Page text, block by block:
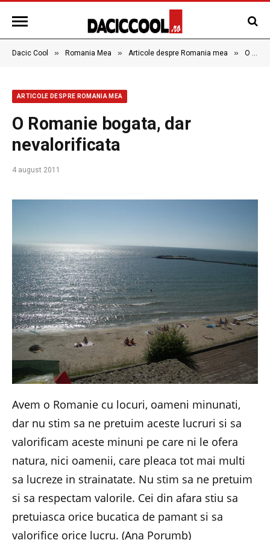
Dacic Cool » Romania Mea » Articole despre Romania mea » O Romanie bogata, dar nevalorificata
ARTICOLE DESPRE ROMANIA MEA
O Romanie bogata, dar
nevalorificata
4 august 2011
Avem o Romanie cu locuri, oameni minunati,
dar nu stim sa ne pretuim aceste lucruri si sa
valorificam aceste minuni pe care ni le ofera
natura, nici oamenii, care pleaca tot mai multi
sa lucreze in strainatate. Nu stim sa ne pretuim
si sa respectam valorile. Cei din afara stiu sa
pretuiasca orice bucatica de pamant si sa
valorifice orice lucru. (Ana Porumb)